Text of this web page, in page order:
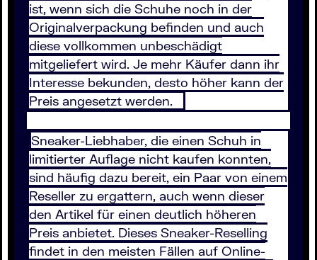
ist, wenn sich die Schuhe noch in der
Originalverpackung befinden und auch
diese vollkommen unbeschädigt
mitgeliefert wird. Je mehr Käufer dann ihr
Interesse bekunden, desto höher kann der
Preis angesetzt werden.
Sneaker-Liebhaber, die einen Schuh in
limitierter Auflage nicht kaufen konnten,
sind häufig dazu bereit, ein Paar von einem
Reseller zu ergattern, auch wenn dieser
den Artikel für einen deutlich höheren
Preis anbietet. Dieses Sneaker-Reselling
findet in den meisten Fällen auf Online-